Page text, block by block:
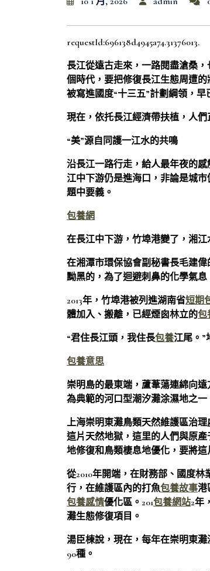
requestId:696138d4945a74.31376013.
長江從遠古走來，一路閱盡滄桑
個時代，要把修復長江生態周遭
被寫進國度“十三五”計劃綱領，早
現在，依托長江經濟帶扶植，人
“美”源自同護一江水的共鳴
沿長江一路行走，給人最年夜的
江中下游仍是進海口，非論是城
題中要義。
包養網
在長江中下游，竹埠港變了，湘江
在湘潭市環保協會副秘書長毛建
黝黑的，為了迴避刺鼻的化學氣
2013年，竹埠港被列進湖南省短期
體加入、搬離，已經煙囪林立的包
“君住長江頭，我住長包養江尾。”
包養意思
崇明島的最東端，蘆葦蕩連綿向
為典範的河口型潮汐灘涂濕地之
上海崇明東灘鳥類天然維護區治
這片天然地獄，這里的人們與原
地修復和鳥類棲息地優化，要將
從2010年開端，在財務部、國度
行，在維護區內的打魚包養故事港
包養感情優化區。201包養網站2年
灘生態修復項目。
湯臣棟說，現在，每年在崇明東
90種。